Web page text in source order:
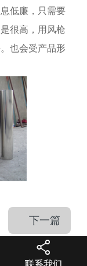
低廉，只需要
很高，用风枪
也会受产品形
下一篇

联系我们